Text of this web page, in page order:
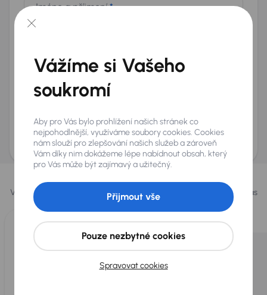
Jméno a příjmení*
+420
E-mail*
Přeji si dostávat informace o atraktivních slevových
nabídkách
AURES Holdings a.s., se sídlem Dopraváků 874/15, Čimice, 184 00 Praha 8 bude
uchovávat a zpracovávat vaše osobní údaje v souladu se zásadami ochrany a
zpracováníosobních údajů.
Vybrali jsme pro vás
Vybíráme pro vás ty nejlepší vozy
z naší nabídky. Každý den pro vás
vykoupíme až 400 vozů
Vážíme si Vašeho
soukromí
Aby pro Vás bylo prohlížení našich stránek co
nejpohodlnější, využíváme soubory cookies. Cookies
nám slouží pro zlepšování našich služeb a zároveň
Vám díky nim dokážeme lépe nabídnout obsah, který
pro Vás může být zajímavý a užitečný.
Spravovat cookies
Pouze nezbytné cookies
Přijmout vše